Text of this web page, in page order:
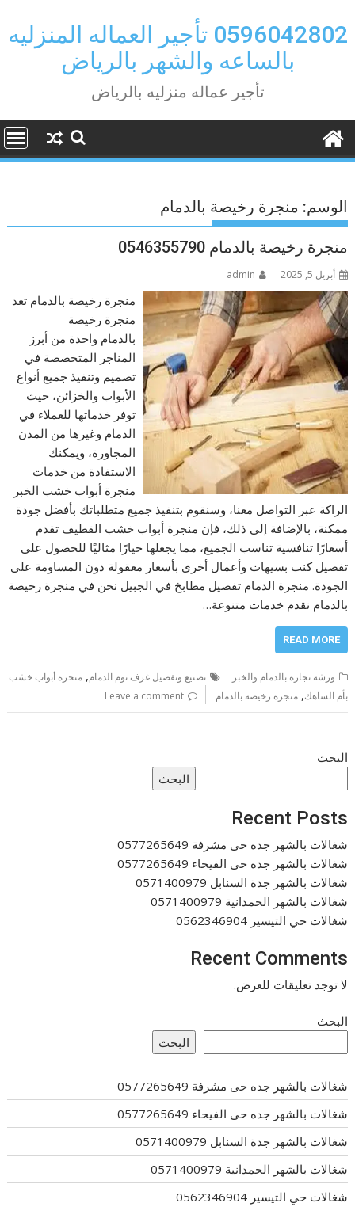
to
content
0596042802 تأجير العماله المنزليه
بالساعه والشهر بالرياض
تأجير عماله منزليه بالرياض
الوسم: منجرة رخيصة بالدمام
منجرة رخيصة بالدمام 0546355790
أبريل 5, 2025 admin
منجرة رخيصة بالدمام تعد
منجرة رخيصة
بالدمام واحدة من أبرز
المناجر المتخصصة في
تصميم وتنفيذ جميع أنواع
الأبواب والخزائن، حيث
توفر خدماتها للعملاء في
الدمام وغيرها من المدن
المجاورة، ويمكنك
الاستفادة من خدمات
منجرة أبواب خشب الخبر
الراكة عبر التواصل معنا، وسنقوم بتنفيذ جميع متطلباتك بأفضل جودة
ممكنة، بالإضافة إلى ذلك، فإن منجرة أبواب خشب القطيف تقدم
أسعارًا تنافسية تناسب الجميع، مما يجعلها خيارًا مثاليًا للحصول على
تفصيل كنب بسيهات وأعمال أخرى بأسعار معقولة دون المساومة على
الجودة. منجرة الدمام تفصيل مطابخ في الجبيل نحن في منجرة رخيصة
بالدمام نقدم خدمات متنوعة…
READ MORE
ورشة نجارة بالدمام والخبر تصنيع وتفصيل غرف نوم الدمام,منجرة أبواب خشب
بأم الساهك,منجرة رخيصة بالدمام Leave a comment
البحث
البحث
Recent Posts
شغالات بالشهر جده حى مشرفة 0577265649
شغالات بالشهر جده حى الفيحاء 0577265649
شغالات بالشهر جدة السنابل 0571400979
شغالات بالشهر الحمدانية 0571400979
شغالات حي التيسير 0562346904
Recent Comments
لا توجد تعليقات للعرض.
البحث
البحث
شغالات بالشهر جده حى مشرفة 0577265649
شغالات بالشهر جده حى الفيحاء 0577265649
شغالات بالشهر جدة السنابل 0571400979
شغالات بالشهر الحمدانية 0571400979
شغالات حي التيسير 0562346904